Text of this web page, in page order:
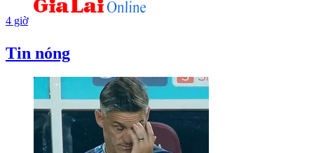
4 giờ
Tin nóng